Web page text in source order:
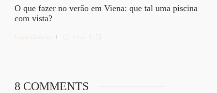
O que fazer no verão em Viena: que tal uma piscina
com vista?
Letícia Diethelm 2 min
8 COMMENTS